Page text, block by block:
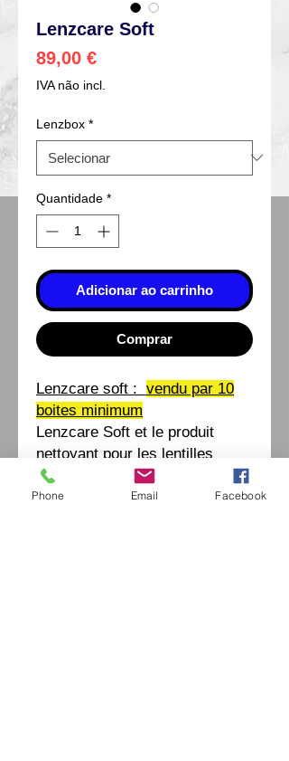
Lenzcare Soft
89,00 €Preço
IVA não incl.
Lenzbox *
Quantidade *
Adicionar ao carrinho
Comprar
Lenzcare soft : vendu par 10
boites minimum
Lenzcare Soft et le produit
nettoyant pour les lentilles
souples
Phone Email Facebook